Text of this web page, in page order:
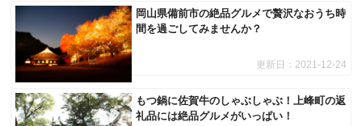
岡山県備前市の絶品グルメで贅沢なおうち時
間を過ごしてみませんか？
更新日： 2021-12-24
もつ鍋に佐賀牛のしゃぶしゃぶ！上峰町の返
礼品には絶品グルメがいっぱい！